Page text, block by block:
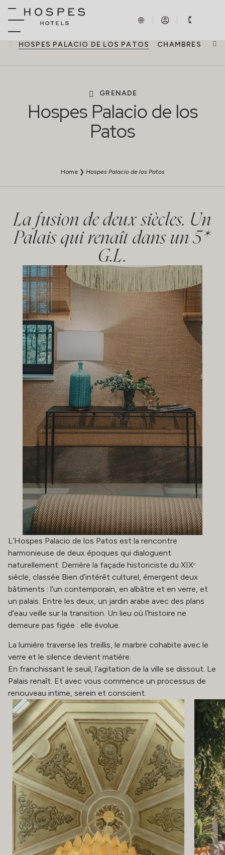
HOSPES PALACIO DE LOS PATOS CHAMBRES
GRENADE
Hospes Palacio de los
Patos
Home❯ Hospes Palacio de los Patos
La fusion de deux siècles. Un
Palais qui renaît dans un 5*
G.L.
L’Hospes Palacio de los Patos est la rencontre
harmonieuse de deux époques qui dialoguent
naturellement. Derrière la façade historiciste du XIXᵉ
siècle, classée Bien d’intérêt culturel, émergent deux
bâtiments : l’un contemporain, en albâtre et en verre, et
un palais. Entre les deux, un jardin arabe avec des plans
d’eau veille sur la transition. Un lieu où l’histoire ne
demeure pas figée : elle évolue.
La lumière traverse les treillis, le marbre cohabite avec le
verre et le silence devient matière.
En franchissant le seuil, l’agitation de la ville se dissout. Le
Palais renaît. Et avec vous commence un processus de
renouveau intime, serein et conscient.